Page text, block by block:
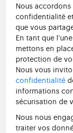
Nous
confidentialité
que vous
En tant que
mettons en
protection de
Nous vous
confidentialité
informations
sécurisation de
Nous nous
traiter vos